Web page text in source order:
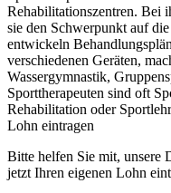
Rehabilitationszentren. Bei
sie den Schwerpunkt auf
entwickeln
verschiedenen Geräten,
Wassergymnastik,
Sporttherapeuten sind oft
Rehabilitation oder
Lohn eintragen
Bitte helfen Sie mit, unsere
jetzt Ihren eigenen Lohn